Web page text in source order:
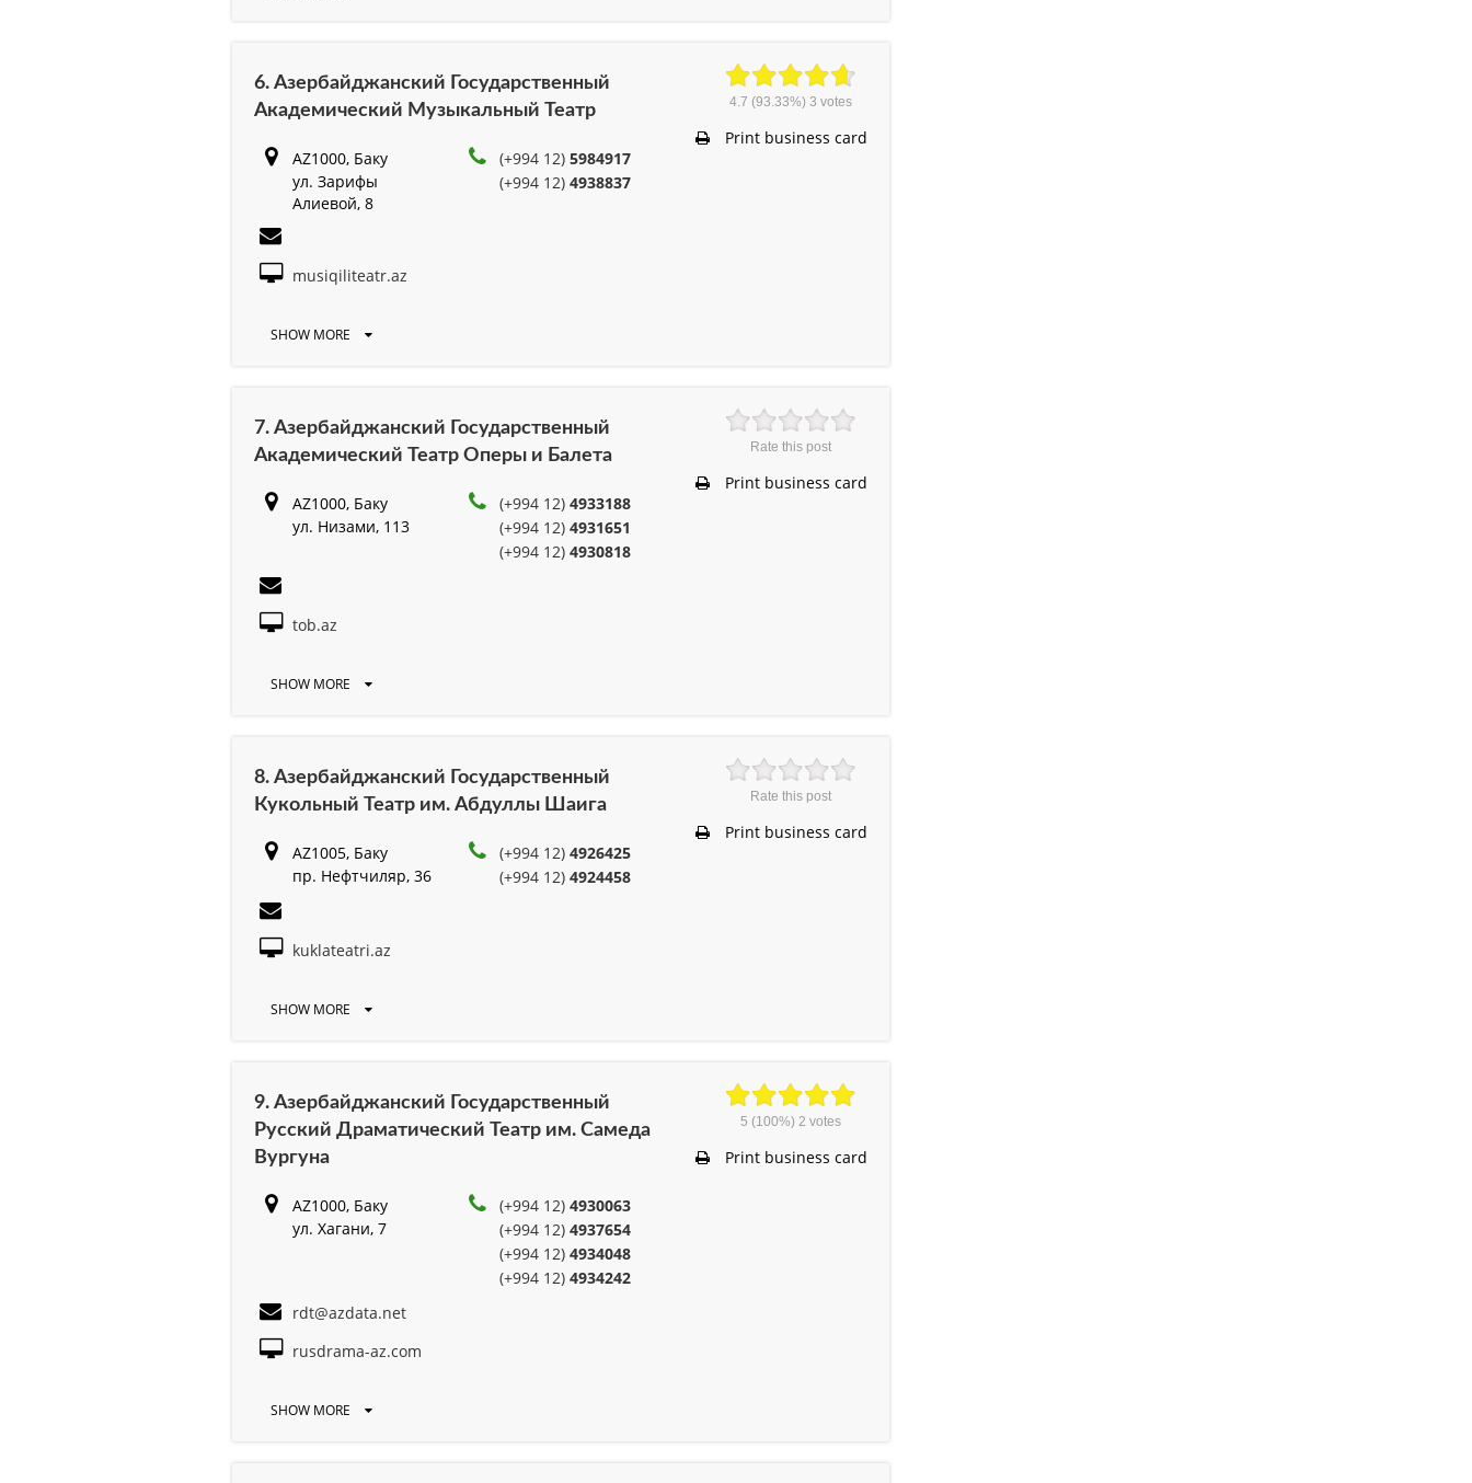
6. Азербайджанский Государственный
Академический Музыкальный Театр
AZ1000, Баку
ул. Зарифы
Алиевой, 8
(+994 12)5984917
(+994 12)4938837
musiqiliteatr.az
SHOW MORE
4.7 (93.33%) 3 votes
Print business card
7. Азербайджанский Государственный
Академический Театр Оперы и Балета
AZ1000, Баку
ул. Низами, 113
(+994 12)4933188
(+994 12)4931651
(+994 12)4930818
tob.az
SHOW MORE
Rate this post
Print business card
8. Азербайджанский Государственный
Кукольный Театр им. Абдуллы Шаига
AZ1005, Баку
пр. Нефтчиляр, 36
(+994 12)4926425
(+994 12)4924458
kuklateatri.az
SHOW MORE
Rate this post
Print business card
9. Азербайджанский Государственный
Русский Драматический Театр им. Самеда
Вургуна
AZ1000, Баку
ул. Хагани, 7
(+994 12)4930063
(+994 12)4937654
(+994 12)4934048
(+994 12)4934242
rdt@azdata.net
rusdrama-az.com
SHOW MORE
5 (100%) 2 votes
Print business card